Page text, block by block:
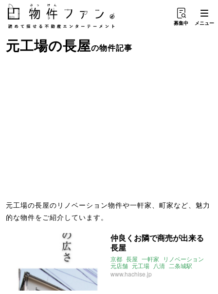
募集中 メニュー
元工場の長屋の物件記事
元工場の長屋のリノベーション物件や一軒家、町家など、魅力
的な物件をご紹介しています。
仲良くお隣で商売が出来る
長屋
京都 長屋 一軒家
リノベーション
元店舗 元工場 八清 二条城駅
角地 住居付 店舗付
www.hachise.jp